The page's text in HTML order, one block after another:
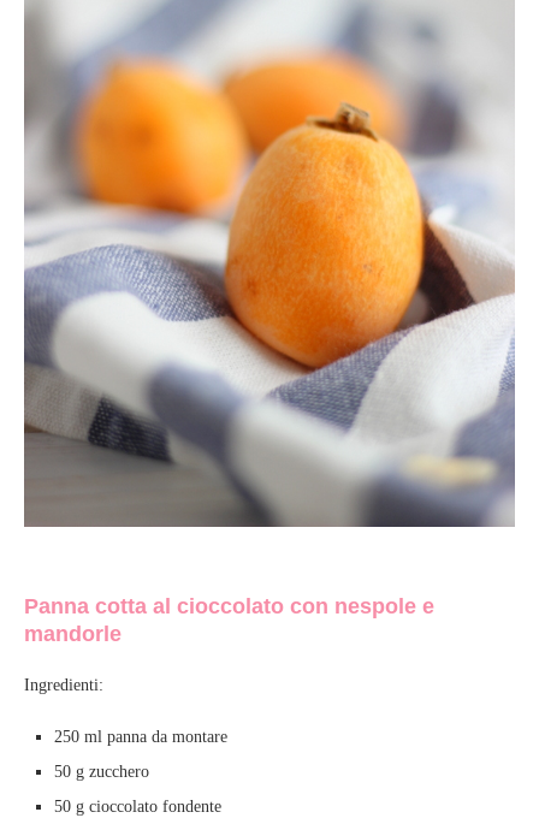
Panna cotta al cioccolato con nespole e
mandorle
Ingredienti:
250 ml panna da montare
50 g zucchero
50 g cioccolato fondente